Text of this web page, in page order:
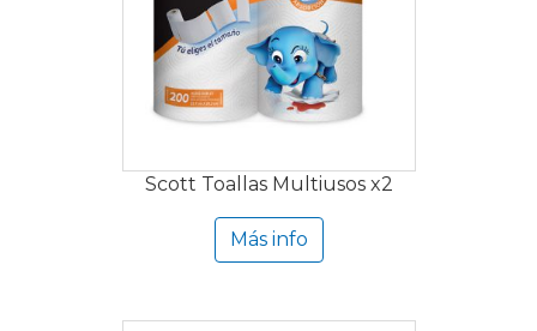
Scott Toallas Multiusos x2
Más info